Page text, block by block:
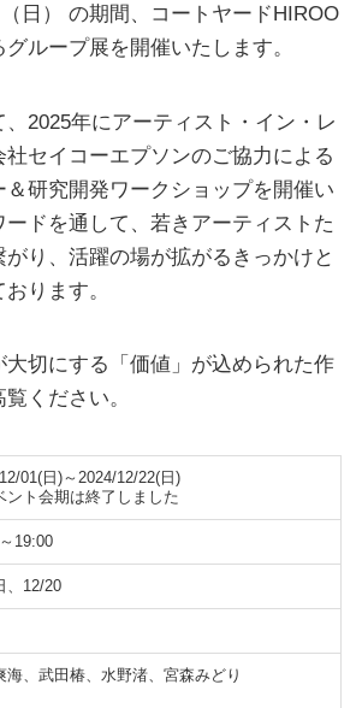
（日） の期間、コートヤードHIROO
ループ展を開催いたします。
2025年にアーティスト・イン・レ
社セイコーエプソンのご協力による
＆研究開発ワークショップを開催い
ドを通して、若きアーティストた
り、活躍の場が拡がるきっかけと
ります。
切にする「価値」が込められた作
ください。
01(日)～2024/12/22(日)
ト会期は終了しました
19:00
、12/20
海、武田椿、水野渚、宮森みどり